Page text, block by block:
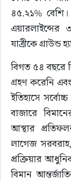
৪৫.২১%
যাত্রীকে গ্রাউন্ড
বিগত ৫৪ বছরে
গ্রহণ করেনি
ইতিহাসে
বাজারে
আস্থার
লাগেজ সরবরাহ,
প্রক্রিয়ার
বিমান